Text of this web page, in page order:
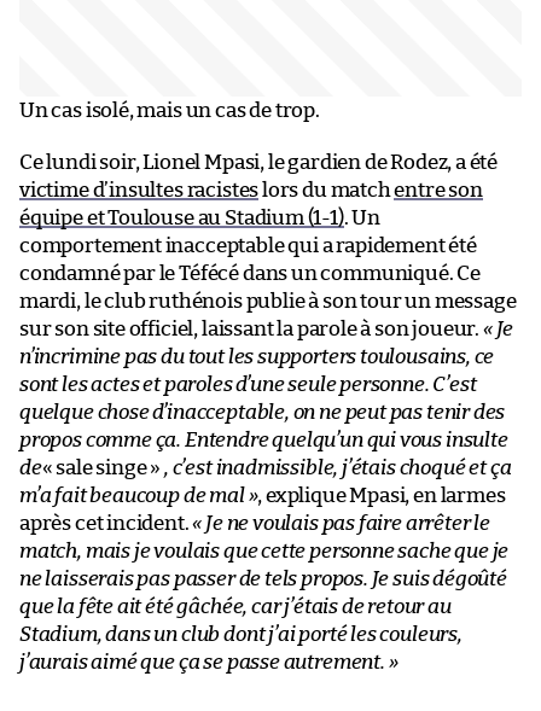
Un cas isolé, mais un cas de trop.
Ce lundi soir, Lionel Mpasi, le gardien de Rodez, a été
victime d’insultes racistes lors du matchentre son
équipe et Toulouse au Stadium (1-1). Un
comportement inacceptable qui a rapidement été
condamné par le Téfécé dans un communiqué. Ce
mardi, le club ruthénois publie à son tour un message
sur son site officiel, laissant la parole à son joueur. « Je
n’incrimine pas du tout les supporters toulousains, ce
sont les actes et paroles d’une seule personne. C’est
quelque chose d’inacceptable, on ne peut pas tenir des
propos comme ça. Entendre quelqu’un qui vous insulte
de« sale singe » , c’est inadmissible, j’étais choqué et ça
m’a fait beaucoup de mal », explique Mpasi, en larmes
après cet incident.« Je ne voulais pas faire arrêter le
match, mais je voulais que cette personne sache que je
ne laisserais pas passer de tels propos. Je suis dégoûté
que la fête ait été gâchée, car j’étais de retour au
Stadium, dans un club dont j’ai porté les couleurs,
j’aurais aimé que ça se passe autrement. »